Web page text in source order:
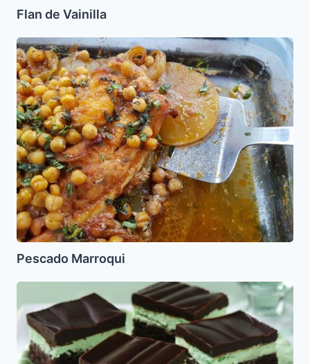
Flan de Vainilla
Pescado
Marroqui
Pescado Marroqui
de
chocolate
con
crema